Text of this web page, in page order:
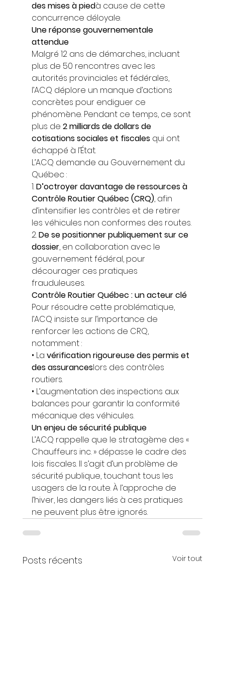
des mises à piedà cause de cette
concurrence déloyale.
Une réponse gouvernementale
attendue
Malgré 12 ans de démarches, incluant
plus de 50 rencontres avec les
autorités provinciales et fédérales,
l’ACQ déplore un manque d’actions
concrètes pour endiguer ce
phénomène. Pendant ce temps, ce sont
plus de 2 milliards de dollars de
cotisations sociales et fiscales qui ont
échappé à l’État.
L’ACQ demande au Gouvernement du
Québec :
1. D’octroyer davantage de ressources à
Contrôle Routier Québec (CRQ), afin
d’intensifier les contrôles et de retirer
les véhicules non conformes des routes.
2. De se positionner publiquement sur ce
dossier, en collaboration avec le
gouvernement fédéral, pour
décourager ces pratiques
frauduleuses.
Contrôle Routier Québec : un acteur clé
Pour résoudre cette problématique,
l’ACQ insiste sur l’importance de
renforcer les actions de CRQ,
notamment :
• La vérification rigoureuse des permis et
des assuranceslors des contrôles
routiers.
• L’augmentation des inspections aux
balances pour garantir la conformité
mécanique des véhicules.
Un enjeu de sécurité publique
L’ACQ rappelle que le stratagème des «
Chauffeurs inc. » dépasse le cadre des
lois fiscales. Il s’agit d’un problème de
sécurité publique, touchant tous les
usagers de la route. À l’approche de
l’hiver, les dangers liés à ces pratiques
ne peuvent plus être ignorés.
Posts récents Voir tout